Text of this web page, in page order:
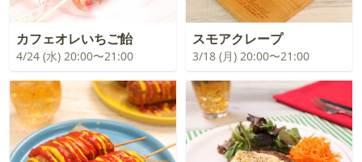
カフェオレいちご飴
4/24 (水) 20:00〜21:00
スモアクレープ
3/18 (月) 20:00〜21:00